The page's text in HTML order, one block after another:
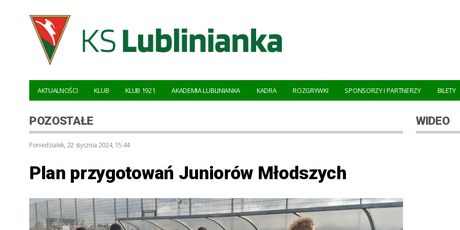
AKTUALNOŚCI KLUB KLUB 1921 AKADEMIA LUBLINIANKA KADRA ROZGRYWKI SPONSORZY I PARTNERZY BILETY
POZOSTAŁE
poniedziałek, 22 stycznia 2024, 15:44
Plan przygotowań Juniorów Młodszych
WIDEO